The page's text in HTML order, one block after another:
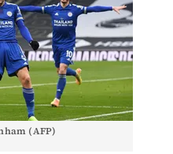
(AFP)